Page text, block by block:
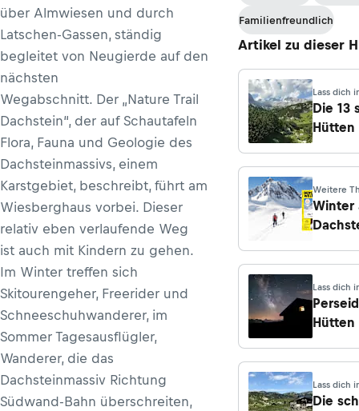
über Almwiesen und durch
Latschen-Gassen, ständig
begleitet von Neugierde auf den
nächsten
Wegabschnitt. Der „Nature Trail
Dachstein“, der auf Schautafeln
Flora, Fauna und Geologie des
Dachsteinmassivs, einem
Karstgebiet, beschreibt, führt am
Wiesberghaus vorbei. Dieser
relativ eben verlaufende Weg
ist auch mit Kindern zu gehen.
Im Winter treffen sich
Skitourengeher, Freerider und
Schneeschuhwanderer, im
Sommer Tagesausflügler,
Wanderer, die das
Dachsteinmassiv Richtung
Südwand-Bahn überschreiten,
Familienfreundlich
Artikel zu dieser
Lass dich
Die 13
Hütten
Weitere
Winter
Lass dich
Hütten
in den
Lass dich
Die